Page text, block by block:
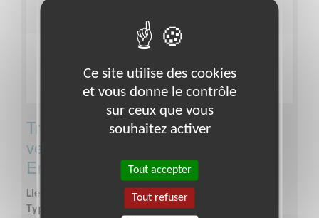
Tri du textile ou tenue d'un stand de
vente dans une Communauté
Emmaüs
Lieu :
Type :
Vente, Commerce équitable
Ce site utilise des cookies
et vous donne le contrôle
sur ceux que vous
souhaitez activer
Tout accepter
Tout refuser